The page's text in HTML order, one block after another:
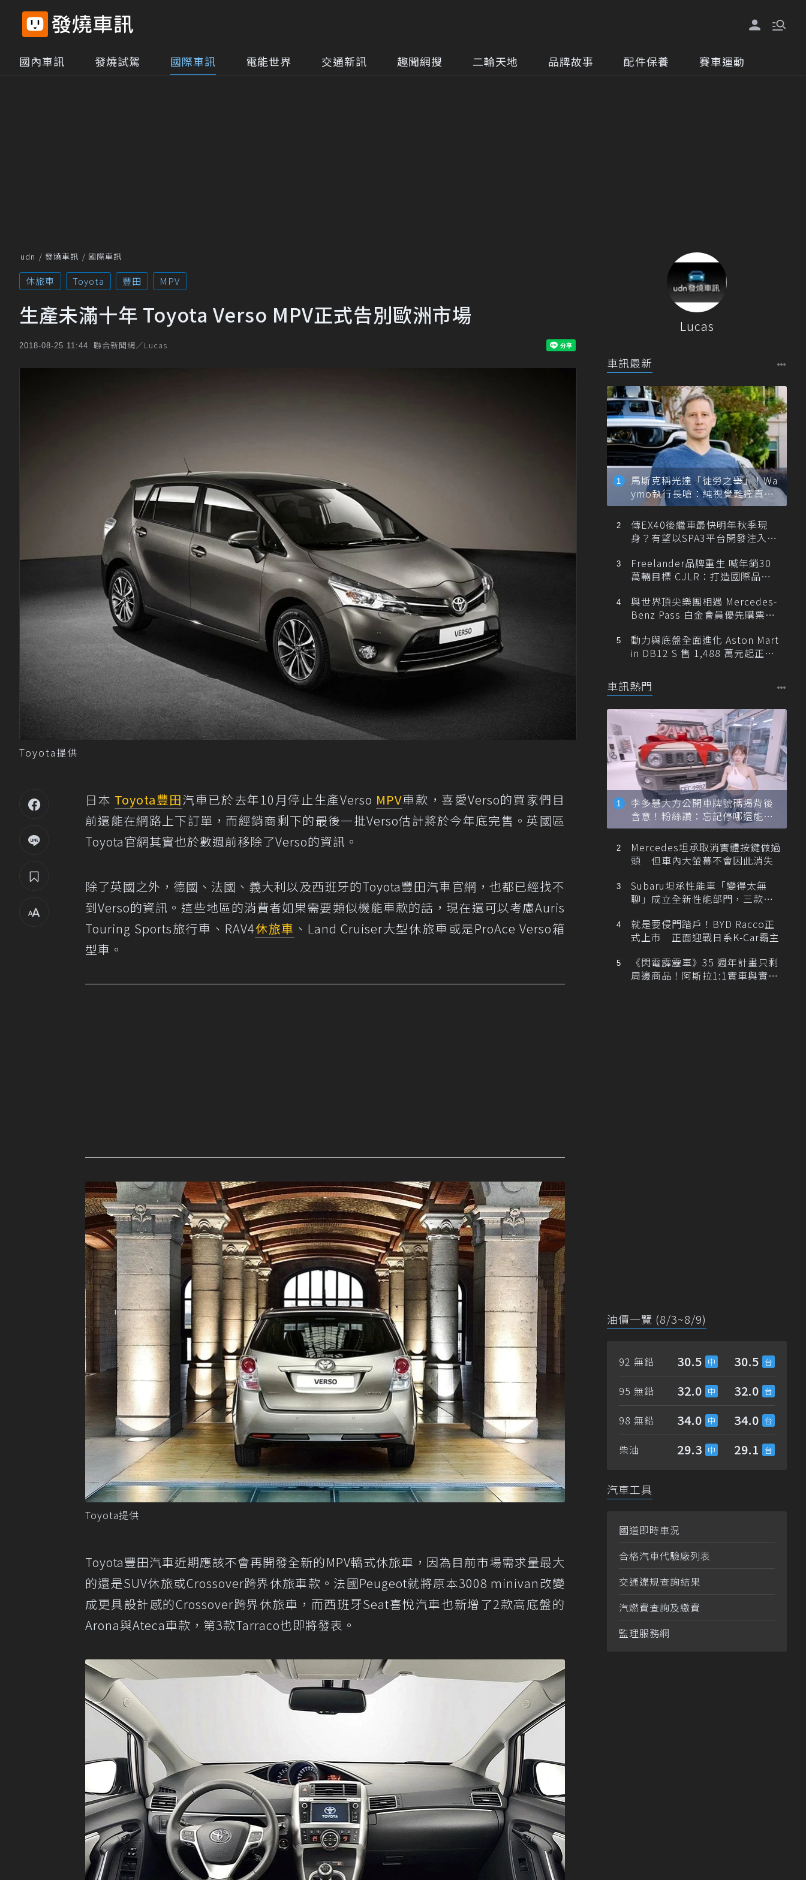
國內車訊 發燒試駕 國際車訊 電能世界 交通新訊 趣聞網搜 二輪天地 品牌故事 配件保養 賽車運動
udn 發燒車訊 國際車訊
休旅車 Toyota 豐田 MPV
生產未滿十年 Toyota Verso MPV正式告別歐洲市場
2018-08-25 11:44 聯合新聞網／Lucas
Toyota提供
日本 Toyota豐田汽車已於去年10月停止生產Verso MPV車款，喜愛Verso的買家們目
前還能在網路上下訂單，而經銷商剩下的最後一批Verso估計將於今年底完售。英國區
Toyota官網其實也於數週前移除了Verso的資訊。
除了英國之外，德國、法國、義大利以及西班牙的Toyota豐田汽車官網，也都已經找不
到Verso的資訊。這些地區的消費者如果需要類似機能車款的話，現在還可以考慮Auris
Touring Sports旅行車、RAV4休旅車 、Land Cruiser大型休旅車或是ProAce Verso箱
型車。
Toyota提供
Toyota豐田汽車近期應該不會再開發全新的MPV轎式休旅車，因為目前市場需求量最大
的還是SUV休旅或Crossover跨界休旅車款。法國Peugeot就將原本3008 minivan改變
成更具設計感的Crossover跨界休旅車，而西班牙Seat喜悅汽車也新增了2款高底盤的
Arona與Ateca車款，第3款Tarraco也即將發表。
Lucas
車訊最新
馬斯克稱光達「徒勞之舉」！Wa
ymo執行長嗆：純視覺難達真正
自動駕駛
傳EX40後繼車最快明年秋季現
身？有望以SPA3平台開發注入80
Freelander品牌重生 喊年銷30
萬輛目標 CJLR：打造國際品牌
與世界頂尖樂團相遇 Mercedes-
Benz Pass 白金會員優先購票維
動力與底盤全面進化 Aston Mart
in DB12 S 售 1,488 萬元起正式
車訊熱門
李多慧大方公開車牌號碼揭背後
含意！粉絲讚：忘記停哪還能幫
忙找車
Mercedes坦承取消實體按鍵做過
頭 但車內大螢幕不會因此消失
Subaru坦承性能車「變得太無
聊」成立全新性能部門，三款手
就是要侵門踏戶！BYD Racco正
式上市 正面迎戰日系K-Car霸主
《閃電霹靂車》35 週年計畫只剩
周邊商品！阿斯拉1:1實車與實體
油價一覽 (8/3~8/9)
92 無鉛 30.5 30.5
95 無鉛 32.0 32.0
98 無鉛 34.0 34.0
柴油 29.3 29.1
汽車工具
國道即時車況
合格汽車代驗廠列表
交通違規查詢結果
汽燃費查詢及繳費
監理服務網